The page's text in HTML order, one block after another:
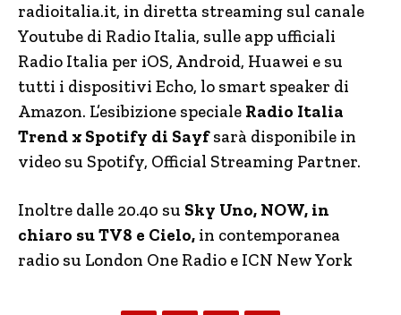
radioitalia.it, in diretta streaming sul canale
Youtube di Radio Italia, sulle app ufficiali
Radio Italia per iOS, Android, Huawei e su
tutti i dispositivi Echo, lo smart speaker di
Amazon. L’esibizione speciale Radio Italia
Trend x Spotify di Sayfsarà disponibile in
video su Spotify, Official Streaming Partner.
Inoltre dalle 20.40 su Sky Uno, NOW, in
chiaro su TV8 e Cielo, in contemporanea
radio su London One Radio e ICN New York